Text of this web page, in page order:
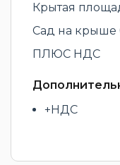
Крытая
Сад на крыше
ПЛЮС НДС
+НДС